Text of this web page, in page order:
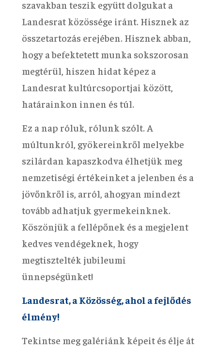
szavakban teszik együtt dolgukat a
Landesrat közössége iránt. Hisznek az
összetartozás erejében. Hisznek abban,
hogy a befektetett munka sokszorosan
megtérül, hiszen hidat képez a
Landesrat kultúrcsoportjai között,
határainkon innen és túl.
Ez a nap róluk, rólunk szólt. A
múltunkról, gyökereinkről melyekbe
szilárdan kapaszkodva élhetjük meg
nemzetiségi értékeinket a jelenben és a
jövőnkről is, arról, ahogyan mindezt
tovább adhatjuk gyermekeinknek.
Köszönjük a fellépőnek és a megjelent
kedves vendégeknek, hogy
megtisztelték jubileumi
ünnepségünket!
Landesrat, a Közösség, ahol a fejlődés
élmény!
Tekintse meg galériánk képeit és élje át